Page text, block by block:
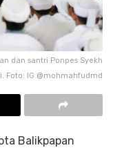
dan santri Ponpes Syekh
Foto: IG @mohmahfudmd
Balikpapan